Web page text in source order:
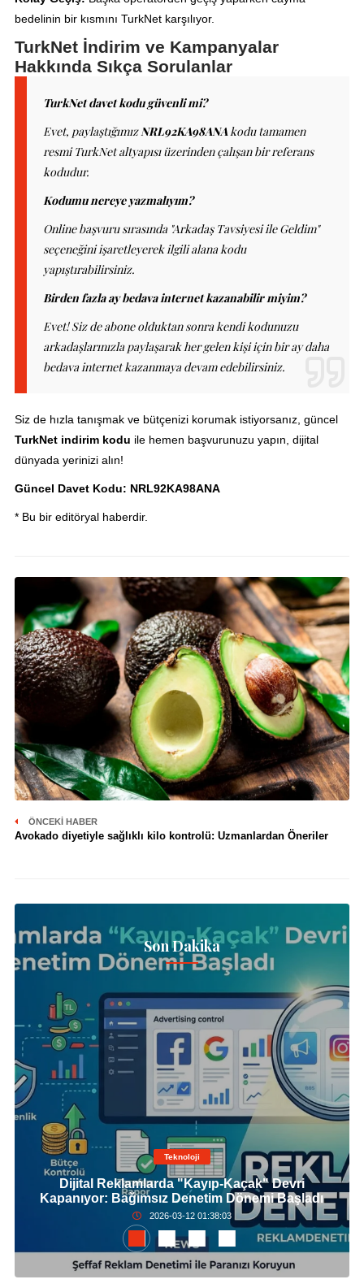
bedelinin bir kısmını TurkNet karşılıyor.
TurkNet İndirim ve Kampanyalar
Hakkında Sıkça Sorulanlar
TurkNet davet kodu güvenli mi?
Evet, paylaştığımızNRL92KA98ANAkodu tamamen
resmi TurkNet altyapısı üzerinden çalışan bir referans
kodudur.
Kodumu nereye yazmalıyım?
Online başvuru sırasında "Arkadaş Tavsiyesi ile Geldim"
seçeneğini işaretleyerek ilgili alana kodu
yapıştırabilirsiniz.
Birden fazla ay bedava internet kazanabilir miyim?
Evet! Siz de abone olduktan sonra kendi kodunuzu
arkadaşlarınızla paylaşarak her gelen kişi için bir ay daha
bedava internet kazanmaya devam edebilirsiniz.
Siz de hızla tanışmak ve bütçenizi korumak istiyorsanız, güncel
TurkNet indirim kodu ile hemen başvurunuzu yapın, dijital
dünyada yerinizi alın!
Güncel Davet Kodu: NRL92KA98ANA
* Bu bir editöryal haberdir.
ÖNCEKI HABER
Avokado diyetiyle sağlıklı kilo kontrolü: Uzmanlardan Öneriler
Son Dakika
Teknoloji
Dijital Reklamlarda "Kayıp-Kaçak" Devri
Kapanıyor: Bağımsız Denetim Dönemi Başladı
2026-03-12 01:38:03